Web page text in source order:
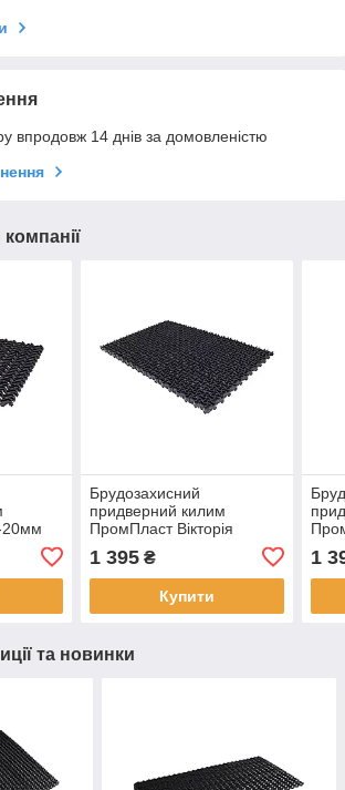
впродовж 14 днів за домовленістю
20мм
Брудозахисний
придверний килим
ПромПласт Вікторія
1 395₴
Купити
1
та новинки